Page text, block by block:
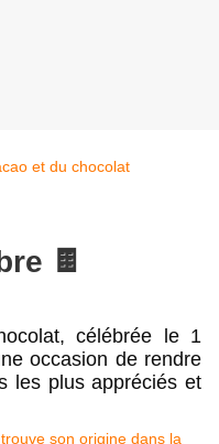
🍫
célébrée le 1
occasion de rendre
les plus appréciés et